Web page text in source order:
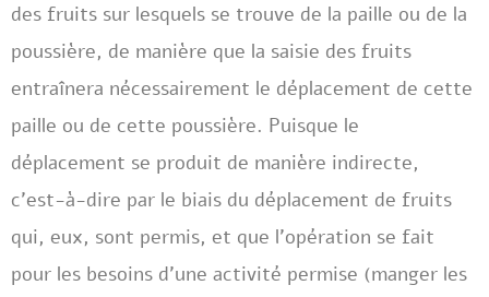
des fruits sur lesquels se trouve de la paille ou de la
poussière, de manière que la saisie des fruits
entraînera nécessairement le déplacement de cette
paille ou de cette poussière. Puisque le
déplacement se produit de manière indirecte,
c’est-à-dire par le biais du déplacement de fruits
qui, eux, sont permis, et que l’opération se fait
pour les besoins d’une activité permise (manger les